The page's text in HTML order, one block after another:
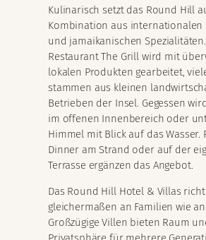
Kulinarisch setzt das Round Hill
Kombination aus internationalen
und jamaikanischen
Restaurant The Grill wird mit
lokalen Produkten gearbeitet,
stammen aus kleinen
Betrieben der Insel. Gegessen
im offenen Innenbereich oder
Himmel mit Blick auf das Wasser.
Dinner am Strand oder auf der
Terrasse ergänzen das Angebot.
Das Round Hill Hotel & Villas
gleichermaßen an Familien wie an
Großzügige Villen bieten Raum